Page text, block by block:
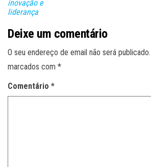
inovação e
liderança
Deixe um comentário
O seu endereço de email não será publicado.
marcados com *
Comentário *